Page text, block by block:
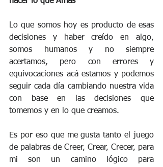
Lo que somos hoy es producto de esas
decisiones y haber creído en algo,
somos humanos y no siempre
acertamos, pero con errores y
equivocaciones acá estamos y podemos
seguir cada día cambiando nuestra vida
con base en las decisiones que
tomemos y en lo que creamos.
Es por eso que me gusta tanto el juego
de palabras de Creer, Crear, Crecer, para
mi son un camino lógico para